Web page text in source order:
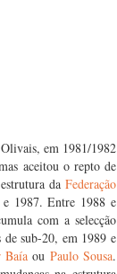
em 1981/1982
aceitou o repto de
daFederação
e 1987. Entre 1988 e
com a selecção
sub-20, em 1989 e
ou Paulo Sousa.